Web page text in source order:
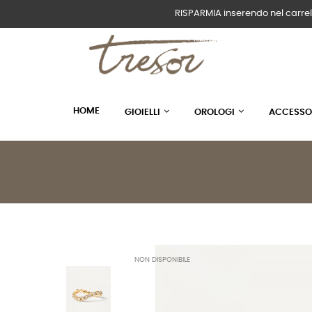
RISPARMIA inserendo nel
HOME GIOIELLI OROLOGI
NON DISPONIBILE